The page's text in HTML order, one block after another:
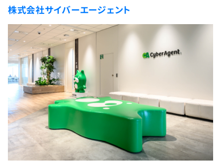
新卒エージェント
イベント・セミナー
インタビュー
就活成功ガイド
4択課題
ナレッジ
リファレンス
プラン
個人向けプラン
法人向けプラン
学校向けプラン
評価結果一覧
再チャレンジ結果一覧
Tech Team Journal
paiza times
paizaとは？
株式会社サイバーエージェント